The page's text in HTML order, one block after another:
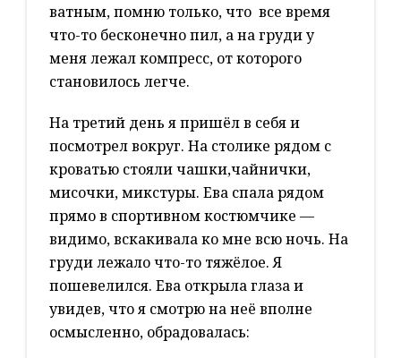
ватным, помню только, что все время
что-то бесконечно пил, а на груди у
меня лежал компресс, от которого
становилось легче.
На третий день я пришёл в себя и
посмотрел вокруг. На столике рядом с
кроватью стояли чашки,чайнички,
мисочки, микстуры. Ева спала рядом
прямо в спортивном костюмчике —
видимо, вскакивала ко мне всю ночь. На
груди лежало что-то тяжёлое. Я
пошевелился. Ева открыла глаза и
увидев, что я смотрю на неё вполне
осмысленно, обрадовалась: